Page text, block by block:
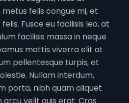
felis congue mi, et
Fusce eu facilisis leo, at
facilisis massa in neque
mattis viverra elit at
pellentesque turpis, et
Nullam interdum,
porta, nibh quam aliquet
arcu velit quis erat. Cras